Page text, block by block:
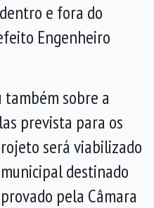
e fora do
Engenheiro
sobre a
prevista para os
será viabilizado
destinado
pela Câmara